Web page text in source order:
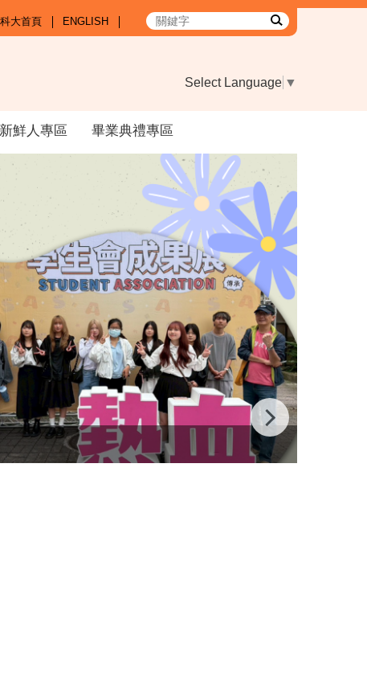
大首頁 ENGLISH
Select Language ▼
新鮮人專區 畢業典禮專區